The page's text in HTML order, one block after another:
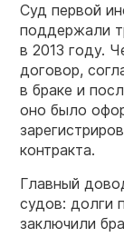
Суд первой
поддержали
в 2013 году.
договор,
в браке и
оно было
контракта.
Главный
судов: долги
заключили